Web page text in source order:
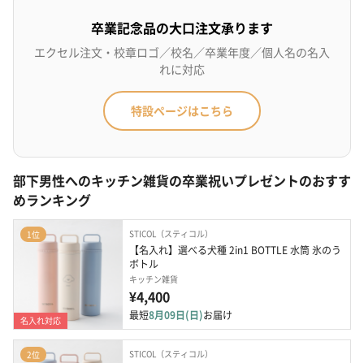
卒業記念品の大口注文承ります
エクセル注文・校章ロゴ／校名／卒業年度／個人名の名入
れに対応
特設ページはこちら
部下男性へのキッチン雑貨の卒業祝いプレゼントのおすす
めランキング
1位
名入れ対応
STICOL（スティコル）
【名入れ】選べる犬種 2in1 BOTTLE 水筒 氷のう
ボトル
キッチン雑貨
¥4,400
最短8月09日(日)お届け
2位 STICOL（スティコル）